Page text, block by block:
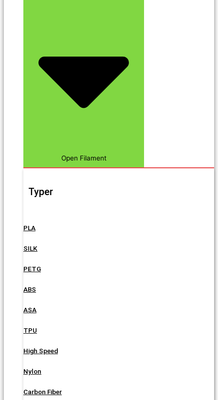
Open Filament
Typer
PLA
SILK
PETG
ABS
ASA
TPU
High Speed
Nylon
Carbon Fiber